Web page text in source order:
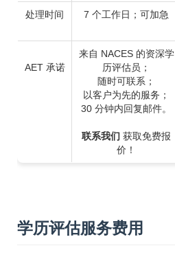
处理时间 7 个工作日；可加急
AET 承诺
来自 NACES 的资深学
历评估员；
随时可联系；
以客户为先的服务；
30 分钟内回复邮件。
联系我们 获取免费报
价！
学历评估服务费用